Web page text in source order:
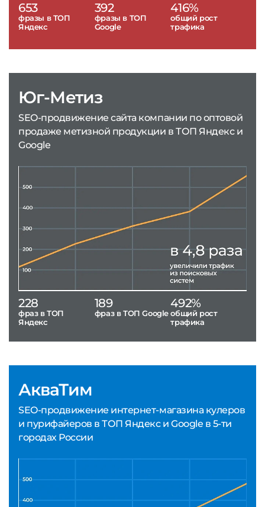
653
фразы в ТОП
Яндекс
392
фразы в ТОП
Google
416%
общий рост
трафика
АкваТим
SEO-продвижение интернет-магазина кулеров
и пурифайеров в ТОП Яндекс и Google в 5-ти
городах России
Юг-Метиз
SEO-продвижение сайта компании по оптовой
продаже метизной продукции в ТОП Яндекс и
Google
228
фраз в ТОП
Яндекс
189
фраз в ТОП Google
492%
общий рост
трафика